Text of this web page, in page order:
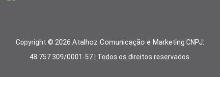
Copyright © 2026 Atalhoz Comunicação e Marketing CNPJ:
48.757.309/0001-57 | Todos os direitos reservados.